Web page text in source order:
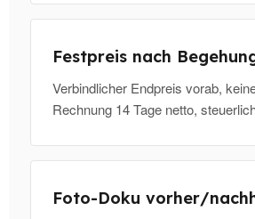
Festpreis nach
Verbindlicher Endpreis vorab,
Rechnung 14 Tage netto,
Foto-Doku vorher/